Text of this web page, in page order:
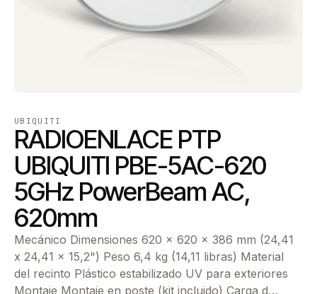
UBIQUITI
RADIOENLACE PTP
UBIQUITI PBE-5AC-620
5GHz PowerBeam AC,
620mm
Mecánico Dimensiones 620 x 620 x 386 mm (24,41
x 24,41 x 15,2") Peso 6,4 kg (14,11 libras) Material
del recinto Plástico estabilizado UV para exteriores
Montaje Montaje en poste (kit incluido) Carga d…